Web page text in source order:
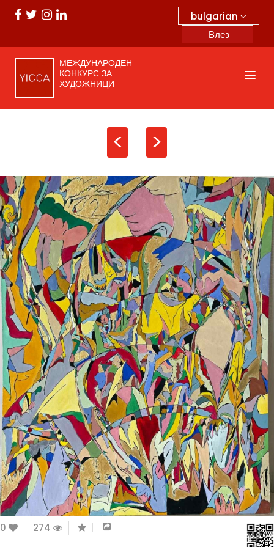
bulgarian
Влез
МЕЖДУНАРОДЕН
КОНКУРС ЗА
ХУДОЖНИЦИ
< >
0 274